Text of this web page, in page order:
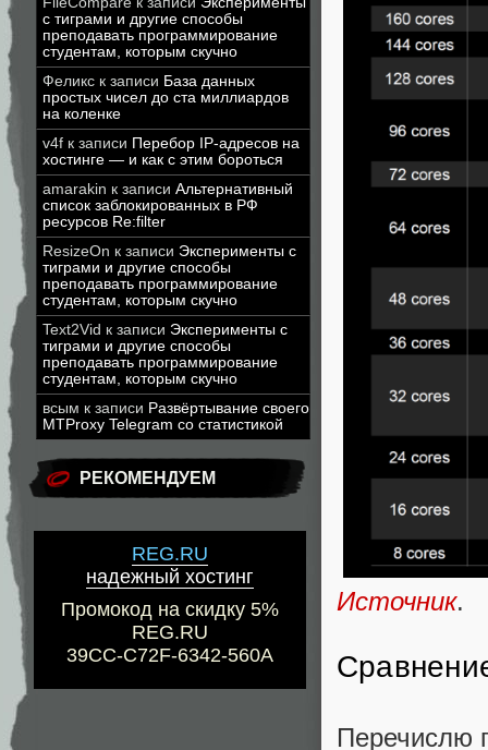
с тиграми и другие способы
преподавать программирование
студентам, которым скучно
Феликс к записи База данных
простых чисел до ста миллиардов
на коленке
v4f к записи Перебор IP-адресов на
хостинге — и как с этим бороться
amarakin к записи Альтернативный
список заблокированных в РФ
ресурсов Re:filter
ResizeOn к записи Эксперименты с
тиграми и другие способы
преподавать программирование
студентам, которым скучно
Text2Vid к записи Эксперименты с
тиграми и другие способы
преподавать программирование
студентам, которым скучно
всым к записи Развёртывание своего
MTProxy Telegram со статистикой
РЕКОМЕНДУЕМ
REG.RU
надежный хостинг
Промокод на скидку 5%
REG.RU
39CC-C72F-6342-560A
Источник.
Перечислю